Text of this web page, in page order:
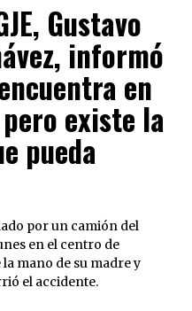
Gustavo
informó
en
existe la
pueda
por un camión del
en el centro de
mano de su madre y
el accidente.